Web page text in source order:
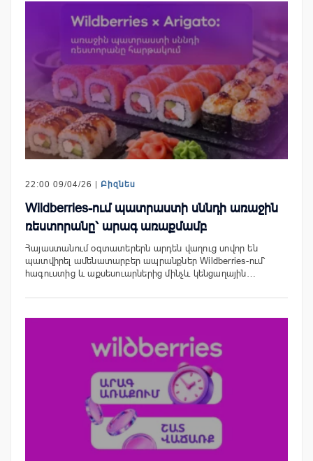
22:00 09/04/26 | Բիզնես
Wildberries-ում պատրաստի սննդի առաջին
ռեստորանը՝ արագ առաքմամբ
Հայաստանում օգտատերերն արդեն վաղուց սովոր են
պատվիրել ամենատարբեր ապրանքներ Wildberries-ում՝
հագուստից և աքսեսուարներից մինչև կենցաղային…